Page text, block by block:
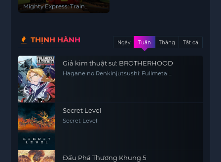
tàu hỏa
Mighty Express: Train
THỊNH HÀNH Ngày Tuần Tháng Tất cả
Giả kim thuật sư: BROTHERHOOD
Hagane no Renkinjutsushi: Fullmetal
Secret Level
Secret Level
Đấu Phá Thương Khung 5